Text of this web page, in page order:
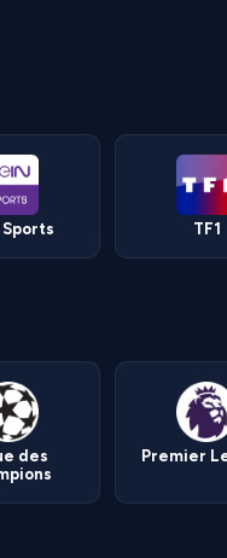
Sports
TF1
des
Premier